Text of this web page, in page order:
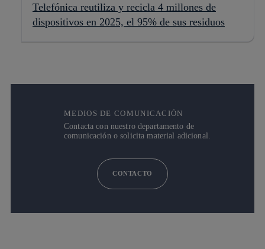
Telefónica reutiliza y recicla 4 millones de
dispositivos en 2025, el 95% de sus residuos
MEDIOS DE COMUNICACIÓN
Contacta con nuestro departamento de
comunicación o solicita material adicional.
CONTACTO